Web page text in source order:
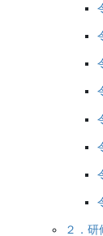
２．